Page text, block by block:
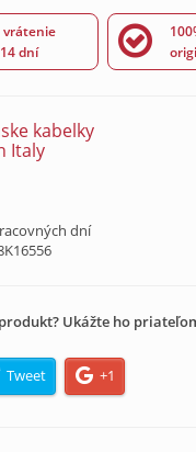
vrátenie
dní
kabelky
Italy
dní
Ukážte ho
Tweet +1